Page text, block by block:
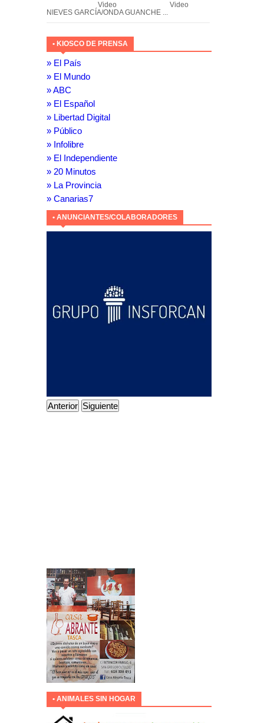
Video Video
NIEVES GARCÍA/ONDA GUANCHE ...
• KIOSCO DE PRENSA
» El País
» El Mundo
» ABC
» El Español
» Libertad Digital
» Público
» Infolibre
» El Independiente
» 20 Minutos
» La Provincia
» Canarias7
• ANUNCIANTES/COLABORADORES
Anterior Siguiente
• ANIMALES SIN HOGAR